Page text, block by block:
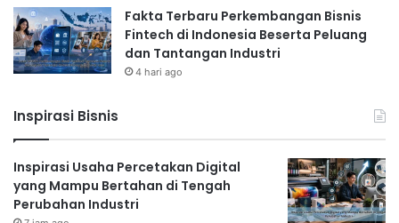
Fakta Terbaru Perkembangan Bisnis
Fintech di Indonesia Beserta Peluang
dan Tantangan Industri
4 hari ago
Inspirasi Bisnis
Inspirasi Usaha Percetakan Digital
yang Mampu Bertahan di Tengah
Perubahan Industri